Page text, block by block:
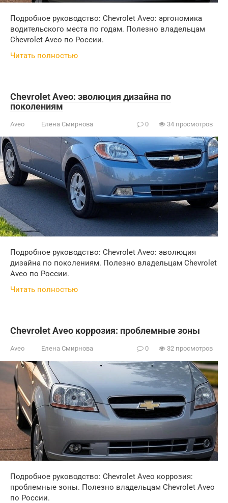
Подробное руководство: Chevrolet Aveo: эргономика
водительского места по годам. Полезно владельцам
Chevrolet Aveo по России.
Читать полностью
Chevrolet Aveo: эволюция дизайна по
поколениям
Aveo Елена Смирнова 0 34 просмотров
Подробное руководство: Chevrolet Aveo: эволюция
дизайна по поколениям. Полезно владельцам Chevrolet
Aveo по России.
Читать полностью
Chevrolet Aveo коррозия: проблемные зоны
Aveo Елена Смирнова 0 32 просмотров
Подробное руководство: Chevrolet Aveo коррозия:
проблемные зоны. Полезно владельцам Chevrolet Aveo
по России.